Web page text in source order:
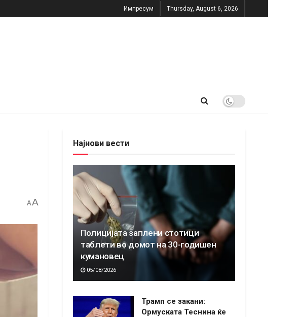
Импресум Thursday, August 6, 2026
AA
Најнови вести
Полицијата заплени стотици
таблети во домот на 30-годишен
кумановец
05/08/2026
Трамп се закани:
Ормуската Теснина ќе